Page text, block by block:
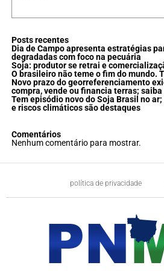
Posts recentes
Dia de Campo apresenta estratégias
degradadas com foco na pecuária
Soja: produtor se retrai e
O brasileiro não teme o fim do mundo.
Novo prazo do georreferenciamento
compra, vende ou financia terras; saiba
Tem episódio novo do Soja Brasil no
e riscos climáticos são destaques
Comentários
Nenhum comentário para mostrar.
política de privacidade